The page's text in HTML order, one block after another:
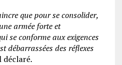
que pour se consolider,
armée forte et
se conforme aux exigences
débarrassées des réflexes